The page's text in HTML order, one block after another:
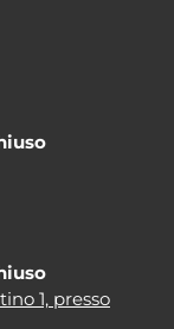
1, presso